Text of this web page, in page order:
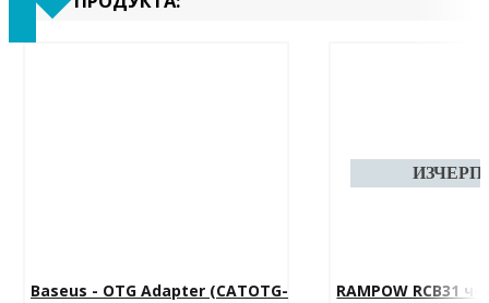
Baseus - OTG Adapter (CATOTG-
RAMPOW RCB31